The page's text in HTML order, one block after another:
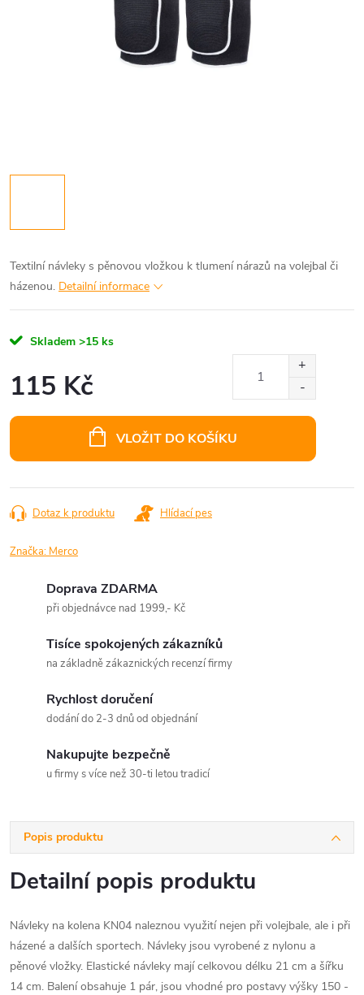
Textilní návleky s pěnovou vložkou k tlumení nárazů na volejbal či
házenou. Detailní informace
Skladem >15 ks
115 Kč
VLOŽIT DO KOŠÍKU
Dotaz k produktu Hlídací pes
Značka: Merco
Doprava ZDARMA
při objednávce nad 1999,- Kč
Tisíce spokojených zákazníků
na základně zákaznických recenzí firmy
Rychlost doručení
dodání do 2-3 dnů od objednání
Nakupujte bezpečně
u firmy s více než 30-ti letou tradicí
Popis produktu
Detailní popis produktu
Návleky na kolena KN04 naleznou využití nejen při volejbale, ale i při
házené a dalších sportech. Návleky jsou vyrobené z nylonu a
pěnové vložky. Elastické návleky mají celkovou délku 21 cm a šířku
14 cm. Balení obsahuje 1 pár, jsou vhodné pro postavy výšky 150 -